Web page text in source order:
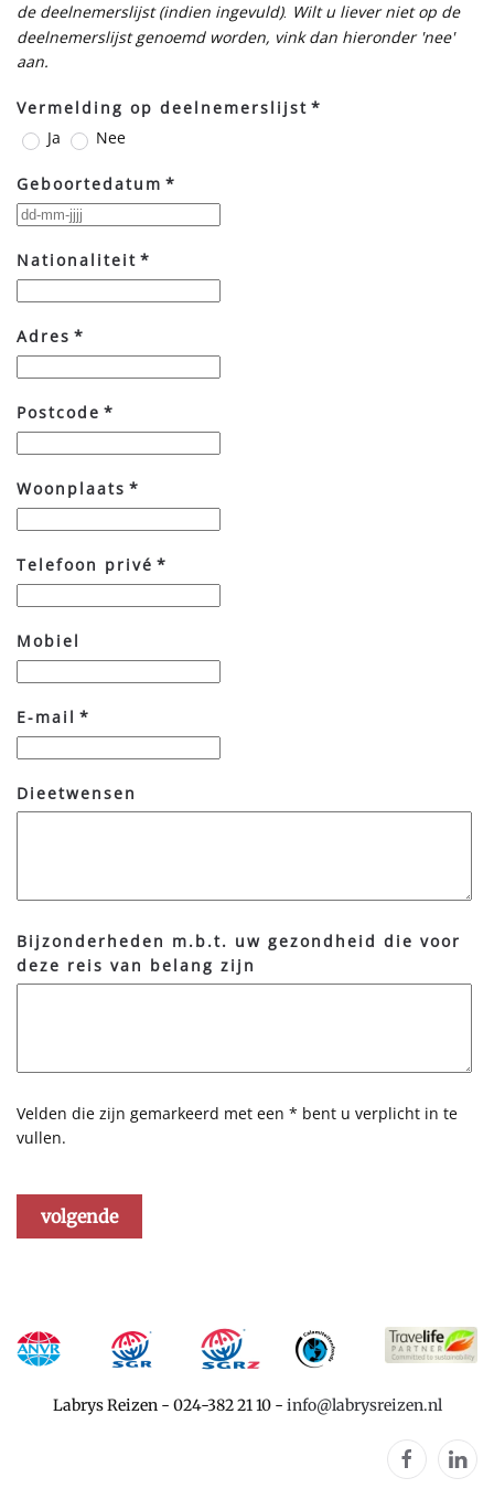
de deelnemerslijst (indien ingevuld). Wilt u liever niet op de
deelnemerslijst genoemd worden, vink dan hieronder 'nee'
aan.
Vermelding op deelnemerslijst *
Ja
Nee
Geboortedatum *
Nationaliteit *
Adres *
Postcode *
Woonplaats *
Telefoon privé *
Mobiel
E-mail *
Dieetwensen
Bijzonderheden m.b.t. uw gezondheid die voor
deze reis van belang zijn
Velden die zijn gemarkeerd met een * bent u verplicht in te
vullen.
volgende
Labrys Reizen- 024-382 21 10- info@labrysreizen.nl